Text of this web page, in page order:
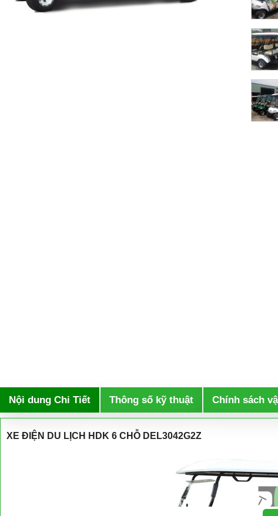
Nội dung Chi Tiết Thông số kỹ thuật Chính sách
XE ĐIỆN DU LỊCH HDK 6 CHỖ DEL3042G2Z